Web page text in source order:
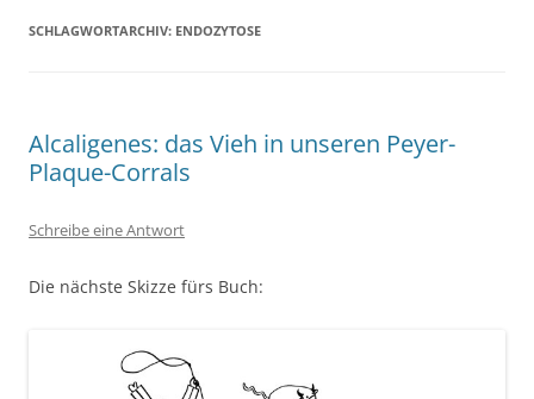
SCHLAGWORTARCHIV: ENDOZYTOSE
Alcaligenes: das Vieh in unseren Peyer-
Plaque-Corrals
Schreibe eine Antwort
Die nächste Skizze fürs Buch: